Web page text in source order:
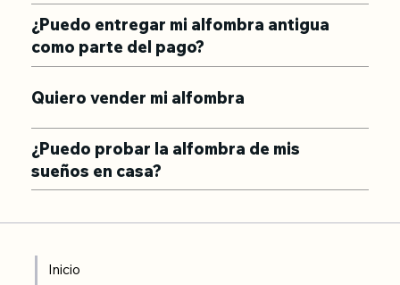
¿Puedo entregar mi alfombra antigua
como parte del pago?
Quiero vender mi alfombra
¿Puedo probar la alfombra de mis
sueños en casa?
Inicio